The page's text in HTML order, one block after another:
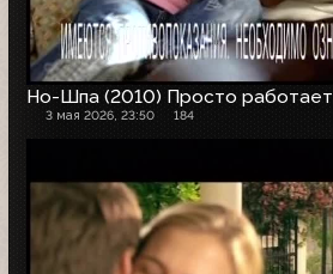
Но-Шпа (2010) Просто работает
3 мая 2026, 23:50 184